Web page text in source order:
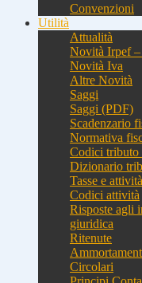
Convenzioni
Utilità
Attualità
Novità Irpef –
Novità Iva
Altre Novità
Saggi
Saggi (PDF)
Scadenzario
Normativa
Codici tributo
Dizionario
Tasse e attività
Codici attività
Risposte agli
giuridica
Ritenute
Circolari